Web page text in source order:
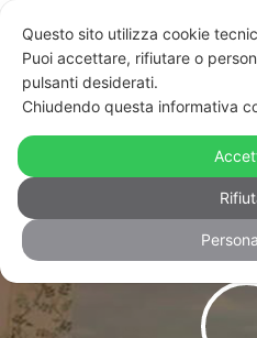
Verona, torna a
prete che ha
Questo sito utilizza cookie
Puoi accettare, rifiutare o
pulsanti desiderati.
Chiudendo questa informativa